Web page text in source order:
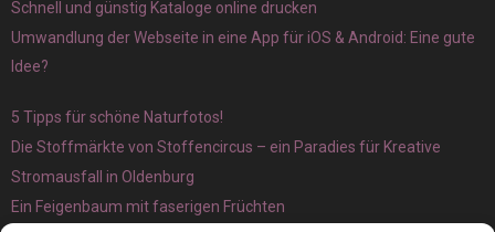
Schnell und günstig Kataloge online drucken
Umwandlung der Webseite in eine App für iOS & Android: Eine gute
Idee?
5 Tipps für schöne Naturfotos!
Die Stoffmärkte von Stoffencircus – ein Paradies für Kreative
Stromausfall in Oldenburg
Ein Feigenbaum mit faserigen Früchten